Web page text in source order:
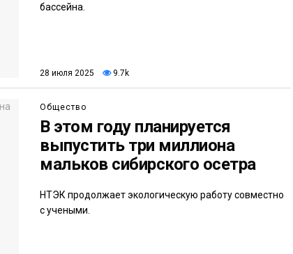
бассейна.
28 июля 2025 9.7k
Общество
В этом году планируется
выпустить три миллиона
мальков сибирского осетра
НТЭК продолжает экологическую работу совместно
с учеными.